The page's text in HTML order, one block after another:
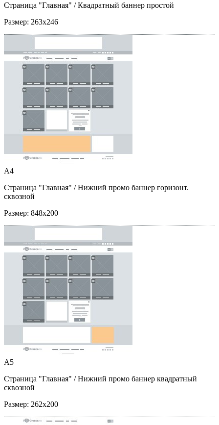
Страница "Главная" / Квадратный баннер простой
Размер: 263x246
A4
Страница "Главная" / Нижний промо баннер горизонт.
сквозной
Размер: 848x200
A5
Страница "Главная" / Нижний промо баннер квадратный
сквозной
Размер: 262x200